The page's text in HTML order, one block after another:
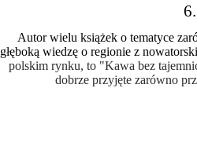
Autor wielu książek o tematyce
głęboką wiedzę o regionie z
polskim rynku, to "Kawa bez
dobrze przyjęte zarówno